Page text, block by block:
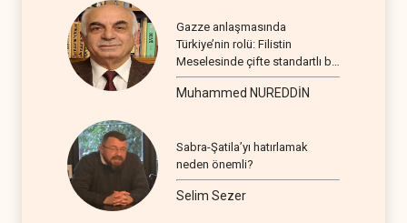
Gazze anlaşmasında
Türkiye’nin rolü: Filistin
Meselesinde çifte standartlı bir
seyir
Muhammed NUREDDİN
Sabra-Şatila’yı hatırlamak
neden önemli?
Selim Sezer